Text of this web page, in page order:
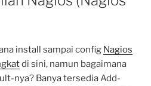
install sampai config Nagios
di sini, namun bagaimana
nya? Banya tersedia Add-